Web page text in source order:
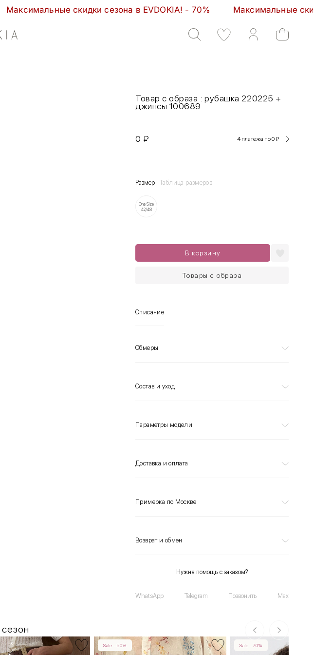
скидки сезона в EVDOKIA! - 70%         Максимальные скидки
Товар с образа : рубашка 220225 +
джинсы 100689
0 ₽ 4 платежа по 0 ₽
Размер Таблица размеров
One Size
42/48
В корзину
Товары с образа
Описание
Обмеры
Состав и уход
Параметры модели
Доставка и оплата
Примерка по Москве
Возврат и обмен
Нужна помощь с заказом?
WhatsApp Telegram Позвонить Max
Sale -50% Sale -70%